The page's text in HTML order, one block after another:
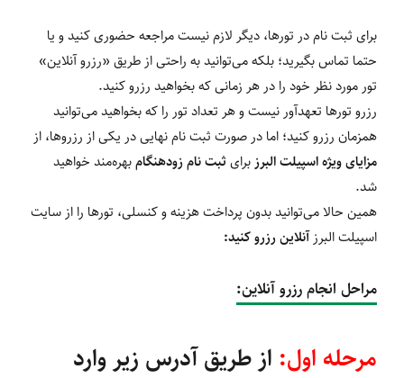
برای ثبت نام در تورها، دیگر لازم نیست مراجعه حضوری کنید و یا
حتما تماس بگیرید؛ بلکه می‌توانید به راحتی از طریق «رزرو آنلاین»
تور مورد نظر خود را در هر زمانی که بخواهید رزرو کنید.
رزرو تورها تعهدآور نیست و هر تعداد تور را که بخواهید می‏‌توانید
همزمان رزرو کنید؛ اما در صورت ثبت‌ نام نهایی در یکی از رزروها، از
مزایای ویژه اسپیلت البرز برای ثبت‏ نام زودهنگامبهره‌‏مند خواهید
شد.
همین حالا می‌‏توانید بدون پرداخت هزینه و کنسلی، تورها را از سایت
اسپیلت البرزآنلاین رزرو کنید:
مراحل انجام رزرو آنلاین:
مرحله اول: از طریق آدرس زیر وارد